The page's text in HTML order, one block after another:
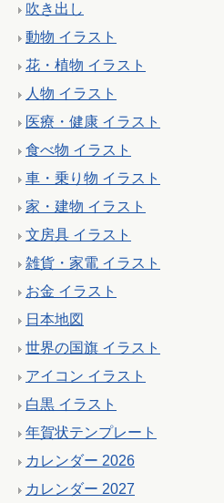
吹き出し
動物 イラスト
花・植物 イラスト
人物 イラスト
医療・健康 イラスト
食べ物 イラスト
車・乗り物 イラスト
家・建物 イラスト
文房具 イラスト
雑貨・家電 イラスト
お金 イラスト
日本地図
世界の国旗 イラスト
アイコン イラスト
白黒 イラスト
年賀状テンプレート
カレンダー 2026
カレンダー 2027